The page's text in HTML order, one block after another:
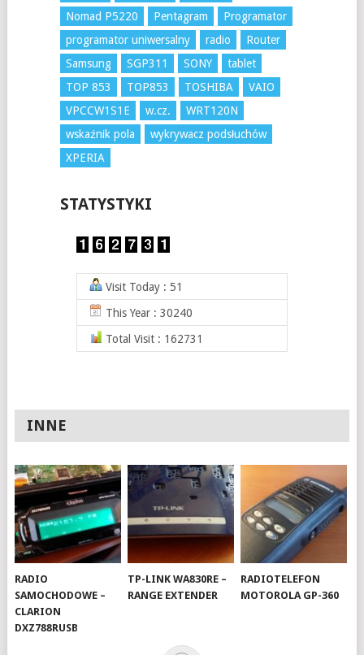
Nomad P5220
Pentagram
Programator
programator uniwersalny
radio
Router
Samsung
SGP311 SONY
tablet
TOP 853
TOP853 TOSHIBA
VAIO
VPCCW1S1E
w.cz.
WRT120N
wskaźnik pola
wykrywacz podsłuchów
XPERIA
STATYSTYKI
Visit Today : 51
This Year : 30240
Total Visit : 162731
INNE
RADIO
SAMOCHODOWE –
CLARION
DXZ788RUSB
TP-LINK WA830RE –
RANGE EXTENDER
RADIOTELEFON
MOTOROLA GP-360